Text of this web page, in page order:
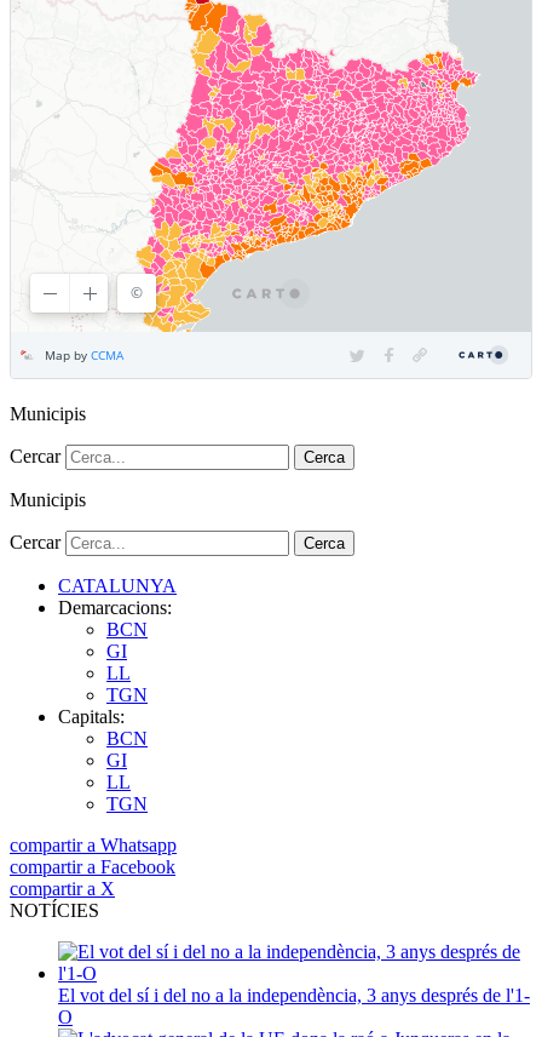
Municipis
Cercar Cerca
Municipis
Cercar Cerca
CATALUNYA
Demarcacions:
BCN
GI
LL
TGN
Capitals:
BCN
GI
LL
TGN
compartir a Whatsapp
compartir a Facebook
compartir a X
NOTÍCIES
El vot del sí i del no a la independència, 3 anys després de l'1-
O